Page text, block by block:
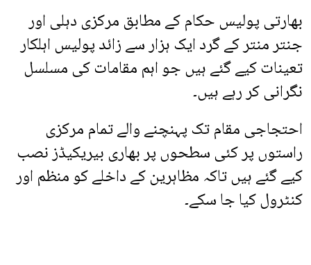
بھارتی پولیس حکام کے مطابق مرکزی دہلی اور
جنتر منتر کے گرد ایک ہزار سے زائد پولیس اہلکار
تعینات کیے گئے ہیں جو اہم مقامات کی مسلسل
نگرانی کر رہے ہیں۔
احتجاجی مقام تک پہنچنے والے تمام مرکزی
راستوں پر کئی سطحوں پر بھاری بیریکیڈز نصب
کیے گئے ہیں تاکہ مظاہرین کے داخلے کو منظم اور
کنٹرول کیا جا سکے۔